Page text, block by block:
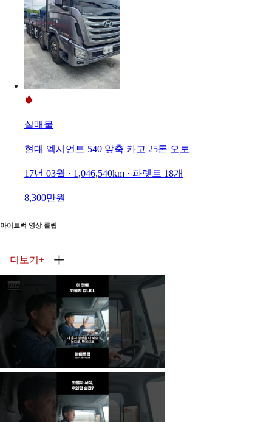
실매물
현대 엑시언트 540 앞축 카고 25톤 오토
17년 03월 · 1,046,540km · 파렛트 18개
8,300만원
아이트럭 영상 클립
더보기 +